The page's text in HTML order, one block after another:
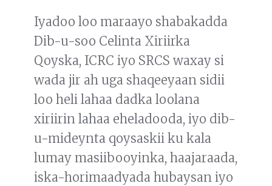
Iyadoo loo maraayo shabakadda
Dib-u-soo Celinta Xiriirka
Qoyska, ICRC iyo SRCS waxay si
wada jir ah uga shaqeeyaan sidii
loo heli lahaa dadka loolana
xiriirin lahaa eheladooda, iyo dib-
u-mideynta qoysaskii ku kala
lumay masiibooyinka, haajaraada,
iska-horimaadyada hubaysan iyo